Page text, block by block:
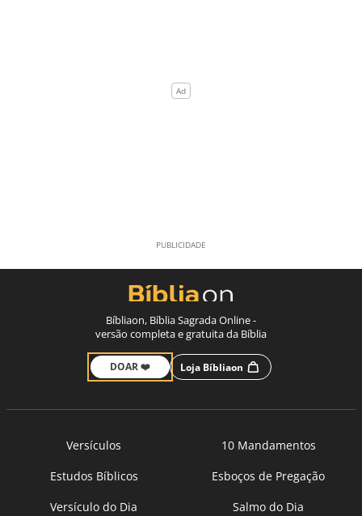
Bíbliaon, Bíblia Sagrada Online -
versão completa e gratuita da Bíblia
DOAR ❤️ Loja Bíbliaon
Versículos
10 Mandamentos
Estudos Bíblicos
Esboços de Pregação
Versículo do Dia
Salmo do Dia